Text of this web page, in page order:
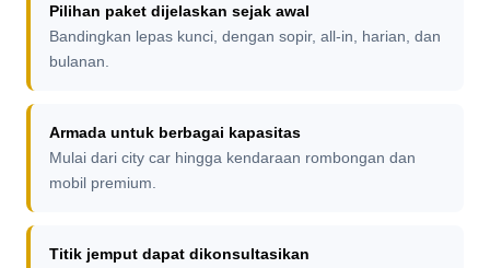
Pilihan paket dijelaskan sejak awal
Bandingkan lepas kunci, dengan sopir, all-in, harian, dan
bulanan.
Armada untuk berbagai kapasitas
Mulai dari city car hingga kendaraan rombongan dan
mobil premium.
Titik jemput dapat dikonsultasikan